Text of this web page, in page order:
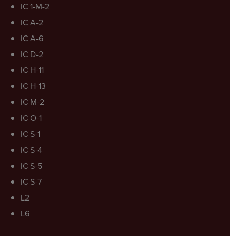
IC 1-M-2
IC A-2
IC A-6
IC D-2
IC H-11
IC H-13
IC M-2
IC O-1
IC S-1
IC S-4
IC S-5
IC S-7
L2
L6